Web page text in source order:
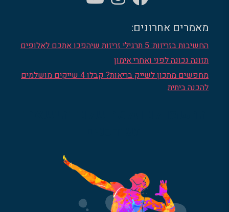
מאמרים אחרונים:
החשיבות בזריזות: 5 תרגילי זריזות שיהפכו אתכם לאלופים
תזונה נכונה לפני ואחרי אימון
מחפשים מתכון לשייק בריאות? קבלו 4 שייקים מושלמים
להכנה ביתית